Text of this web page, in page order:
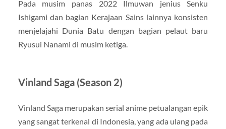
Pada musim panas 2022 Ilmuwan jenius Senku
Ishigami dan bagian Kerajaan Sains lainnya konsisten
menjelajahi Dunia Batu dengan bagian pelaut baru
Ryusui Nanami di musim ketiga.
Vinland Saga (Season 2)
Vinland Saga merupakan serial anime petualangan epik
yang sangat terkenal di Indonesia, yang ada ulang pada